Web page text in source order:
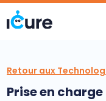
Retour aux
Prise en